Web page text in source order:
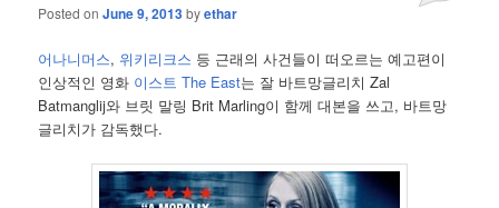
Posted onJune 9, 2013byethar
어나니머스, 위키리크스 등 근래의 사건들이 떠오르는 예고편이
인상적인 영화 이스트 The East는 잘 바트망글리치 Zal
Batmanglij와 브릿 말링 Brit Marling이 함께 대본을 쓰고, 바트망
글리치가 감독했다.